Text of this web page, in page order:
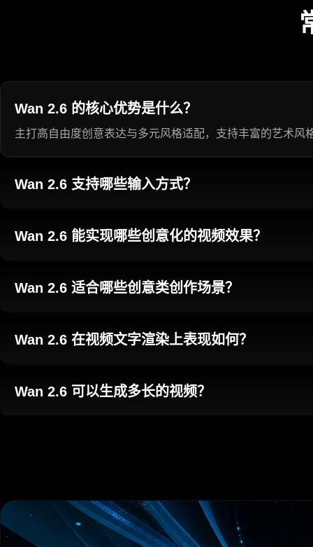
Wan 2.6 的核心优势是什么？
主打高自由度创意表达与多元风格适配，支持丰富的艺术
Wan 2.6 支持哪些输入方式？
Wan 2.6 能实现哪些创意化的视频效果？
Wan 2.6 适合哪些创意类创作场景？
Wan 2.6 在视频文字渲染上表现如何？
Wan 2.6 可以生成多长的视频？